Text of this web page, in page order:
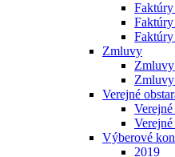
Zmluvy
Verejné
Výberové
2019